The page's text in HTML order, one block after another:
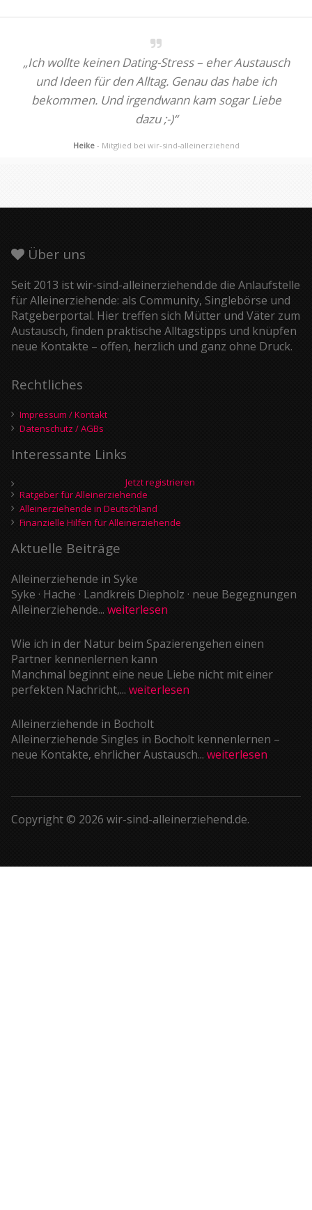
„Ich wollte keinen Dating-Stress – eher Austausch
und Ideen für den Alltag. Genau das habe ich
bekommen. Und irgendwann kam sogar Liebe
dazu ;-)“
Heike - Mitglied bei wir-sind-alleinerziehend
Über uns
Seit 2013 ist wir-sind-alleinerziehend.de die Anlaufstelle
für Alleinerziehende: als Community, Singlebörse und
Ratgeberportal. Hier treffen sich Mütter und Väter zum
Austausch, finden praktische Alltagstipps und knüpfen
neue Kontakte – offen, herzlich und ganz ohne Druck.
Rechtliches
Impressum / Kontakt
Datenschutz / AGBs
Interessante Links
Jetzt registrieren
Ratgeber für Alleinerziehende
Alleinerziehende in Deutschland
Finanzielle Hilfen für Alleinerziehende
Aktuelle Beiträge
Alleinerziehende in Syke
Syke · Hache · Landkreis Diepholz · neue Begegnungen
Alleinerziehende... weiterlesen
Wie ich in der Natur beim Spazierengehen einen
Partner kennenlernen kann
Manchmal beginnt eine neue Liebe nicht mit einer
perfekten Nachricht,... weiterlesen
Alleinerziehende in Bocholt
Alleinerziehende Singles in Bocholt kennenlernen –
neue Kontakte, ehrlicher Austausch... weiterlesen
Copyright © 2026 wir-sind-alleinerziehend.de.